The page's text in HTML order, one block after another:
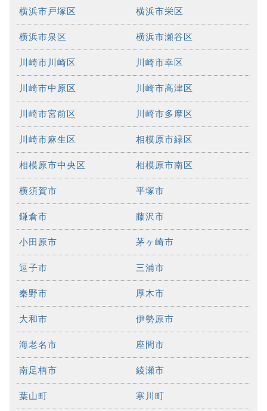
横浜市戸塚区 横浜市栄区
横浜市泉区 横浜市瀬谷区
川崎市川崎区 川崎市幸区
川崎市中原区 川崎市高津区
川崎市宮前区 川崎市多摩区
川崎市麻生区 相模原市緑区
相模原市中央区 相模原市南区
横須賀市 平塚市
鎌倉市 藤沢市
小田原市 茅ヶ崎市
逗子市 三浦市
秦野市 厚木市
大和市 伊勢原市
海老名市 座間市
南足柄市 綾瀬市
葉山町 寒川町